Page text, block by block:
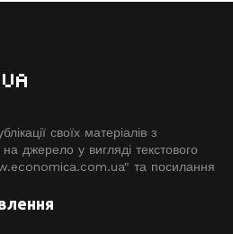
своїх матеріалів з
джерело у вигляді текстового
та посилання